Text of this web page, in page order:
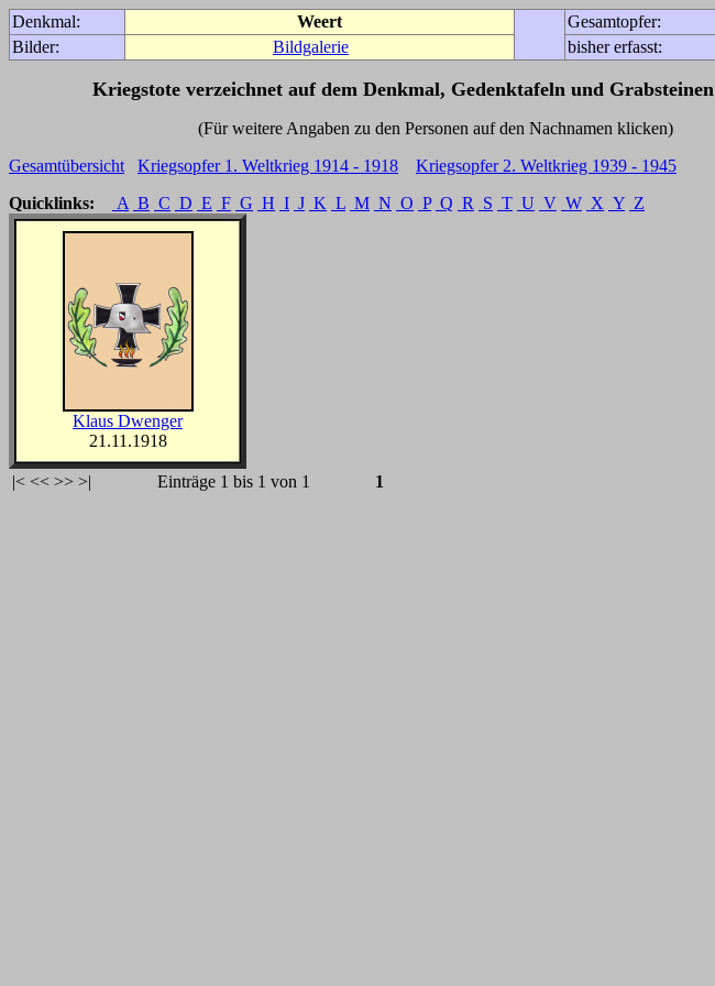
Denkmal: Weert
Gesamtopfer:
Bilder:
Bildgalerie bisher erfasst:
Kriegstote verzeichnet auf dem Denkmal, Gedenktafeln und Grabsteinen
(Für weitere Angaben zu den Personen auf den Nachnamen klicken)
Gesamtübersicht
Kriegsopfer 1. Weltkrieg 1914 - 1918
Kriegsopfer 2. Weltkrieg 1939 - 1945
Quicklinks:
A B C D E F G H I J K L M N O P Q R S T U V W X Y Z
Klaus Dwenger
21.11.1918
|< << >> >| Einträge 1 bis 1 von 1 1